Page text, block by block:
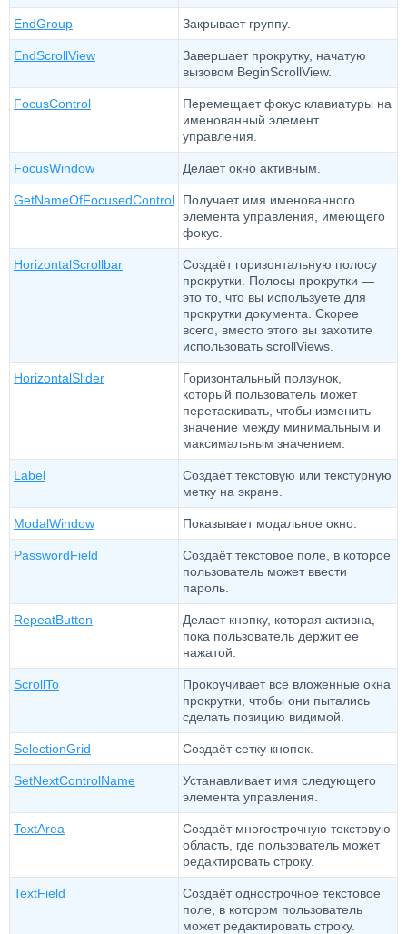
EndGroup Закрывает группу.
EndScrollView
Завершает прокрутку, начатую
вызовом BeginScrollView.
FocusControl
Перемещает фокус клавиатуры на
именованный элемент
управления.
FocusWindow Делает окно активным.
GetNameOfFocusedControl
Получает имя именованного
элемента управления, имеющего
фокус.
HorizontalScrollbar
Создаёт горизонтальную полосу
прокрутки. Полосы прокрутки —
это то, что вы используете для
прокрутки документа. Скорее
всего, вместо этого вы захотите
использовать scrollViews.
HorizontalSlider
Горизонтальный ползунок,
который пользователь может
перетаскивать, чтобы изменить
значение между минимальным и
максимальным значением.
Label
Создаёт текстовую или текстурную
метку на экране.
ModalWindow Показывает модальное окно.
PasswordField
Создаёт текстовое поле, в которое
пользователь может ввести
пароль.
RepeatButton
Делает кнопку, которая активна,
пока пользователь держит ее
нажатой.
ScrollTo
Прокручивает все вложенные окна
прокрутки, чтобы они пытались
сделать позицию видимой.
SelectionGrid Создаёт сетку кнопок.
SetNextControlName
Устанавливает имя следующего
элемента управления.
TextArea
Создаёт многострочную текстовую
область, где пользователь может
редактировать строку.
TextField
Создаёт однострочное текстовое
поле, в котором пользователь
может редактировать строку.